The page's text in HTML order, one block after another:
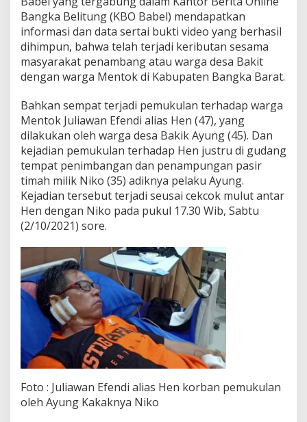
Bangka Belitung (KBO Babel) mendapatkan
informasi dan data sertai bukti video yang berhasil
dihimpun, bahwa telah terjadi keributan sesama
masyarakat penambang atau warga desa Bakit
dengan warga Mentok di Kabupaten Bangka Barat.
Bahkan sempat terjadi pemukulan terhadap warga
Mentok Juliawan Efendi alias Hen (47), yang
dilakukan oleh warga desa Bakik Ayung (45). Dan
kejadian pemukulan terhadap Hen justru di gudang
tempat penimbangan dan penampungan pasir
timah milik Niko (35) adiknya pelaku Ayung.
Kejadian tersebut terjadi seusai cekcok mulut antar
Hen dengan Niko pada pukul 17.30 Wib, Sabtu
(2/10/2021) sore.
Foto : Juliawan Efendi alias Hen korban pemukulan
oleh Ayung Kakaknya Niko